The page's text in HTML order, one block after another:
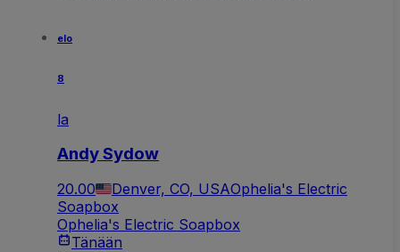
elo
8
la
Andy Sydow
20.00 Denver, CO, USAOphelia's Electric
Soapbox
Ophelia's Electric Soapbox
Tänään